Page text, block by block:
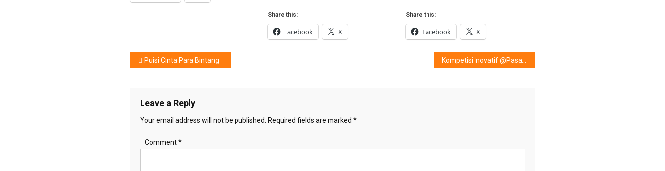
Share this:
Facebook X
Share this:
Facebook X
Post
Puisi Cinta Para Bintang
Leave a Reply
Your email address will not be published. Required fields are marked *
Comment*